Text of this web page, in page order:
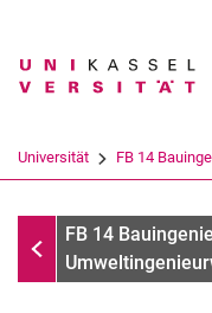
Suchbegriff
Universität FB 14
Alle nach A-Z Name
FB 14